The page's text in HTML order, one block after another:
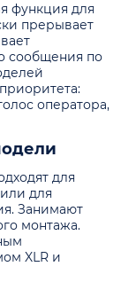
функция для
прерывает
сообщения по
оператора,
для
для
Занимают
монтажа.
XLR и